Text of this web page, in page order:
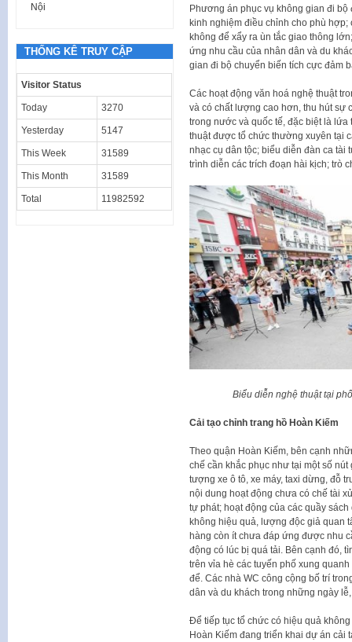
Phương án phục vụ không gian đi
kinh nghiệm điều chỉnh cho phù
không để xẩy ra ùn tắc giao thông
ứng nhu cầu của nhân dân và du
gian đi bộ chuyển biến tích cực đảm
Các hoạt động văn hoá nghệ thuật
và có chất lượng cao hơn, thu hút sự
trong nước và quốc tế, đặc biệt là
thuật được tổ chức thường xuyên tại
nhạc cụ dân tộc; biểu diễn đàn ca tài
trình diễn các trích đoạn hài kịch; trò
Biểu diễn nghệ thuật tại
Cải tạo chỉnh trang hồ Hoàn Kiếm
Theo quận Hoàn Kiếm, bên cạnh
chế cần khắc phục như tại một số
tượng xe ô tô, xe máy, taxi dừng, đỗ
nội dung hoạt động chưa có chế tài
tự phát; hoạt động của các quầy
không hiệu quả, lượng độc giả quan
hàng còn ít chưa đáp ứng được nhu
động có lúc bị quá tải. Bên cạnh đó,
trên vỉa hè các tuyến phố xung
để. Các nhà WC công cộng bố trí
dân và du khách trong những ngày
Để tiếp tục tổ chức có hiệu quả
Hoàn Kiếm đang triển khai dự án cải
Nội
THỐNG KÊ TRUY CẬP
Visitor Status
Today 3270
Yesterday 5147
This Week 31589
This Month 31589
Total 11982592